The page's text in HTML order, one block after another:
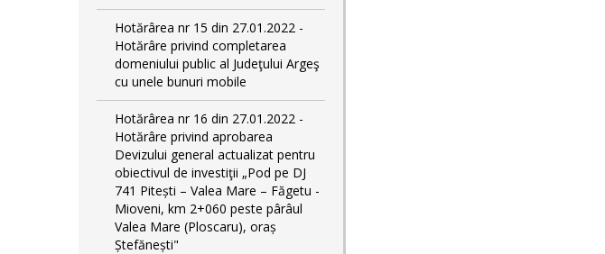
Hotărârea nr 15 din 27.01.2022 -
Hotărâre privind completarea
domeniului public al Judeţului Argeş
cu unele bunuri mobile
Hotărârea nr 16 din 27.01.2022 -
Hotărâre privind aprobarea
Devizului general actualizat pentru
obiectivul de investiţii „Pod pe DJ
741 Pitești – Valea Mare – Făgetu -
Mioveni, km 2+060 peste pârâul
Valea Mare (Ploscaru), oraș
Ștefănești"